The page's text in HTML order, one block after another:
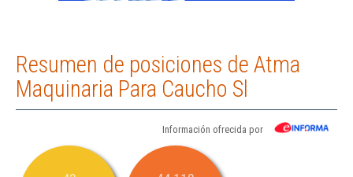
Resumen de posiciones de Atma
Maquinaria Para Caucho Sl
Información ofrecida por